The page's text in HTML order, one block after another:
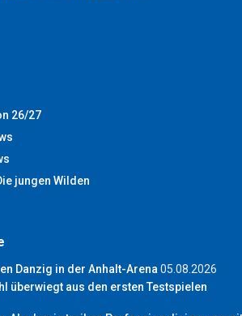
26/27
jungen Wilden
Danzig in der Anhalt-Arena05.08.2026
überwiegt aus den ersten Testspielen